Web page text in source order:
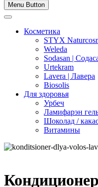
Menu Button
Косметика
STYX
Weleda
Sodasan |
Urtekram
Lavera | Лавера
Biosolis
Для здоровья
Урбеч
Ламифарэн
Шоколад /
Витамины